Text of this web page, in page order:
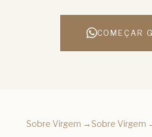
COMEÇAR
Sobre Virgem → Sobre Virgem